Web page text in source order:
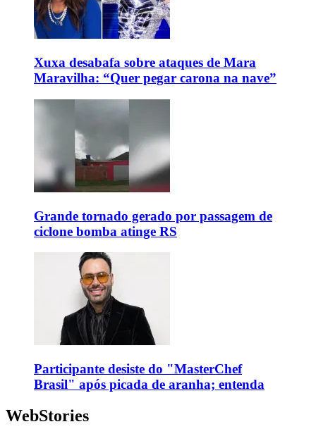
Xuxa desabafa sobre ataques de Mara
Maravilha: “Quer pegar carona na nave”
Grande tornado gerado por passagem de
ciclone bomba atinge RS
Participante desiste do "MasterChef
Brasil" após picada de aranha; entenda
WebStories